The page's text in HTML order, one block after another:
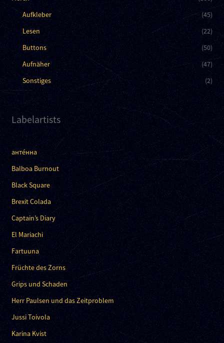
Aufkleber
(45)
Lesen
(22)
Buttons
(50)
Aufnäher
(47)
Sonstiges
(2)
Labelartists
анте́нна
Balboa Burnout
Black Square
Brexit Colada
Captain’s Diary
El Mariachi
Fartuuna
Früchte des Zorns
Grips und Schaden
Herr Paulsen und das Zeitproblem
Jussi Toivola
Karina Kvist